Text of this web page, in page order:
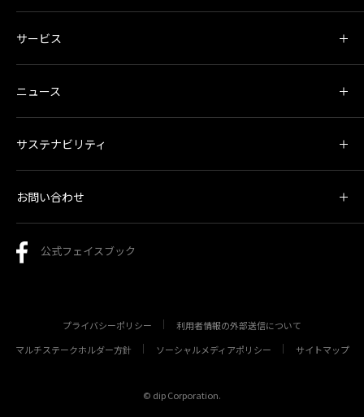
サービス
ニュース
サステナビリティ
お問い合わせ
公式フェイスブック
プライバシーポリシー
利用者情報の外部送信について
マルチステークホルダー方針
ソーシャルメディアポリシー サイトマップ
© dip Corporation.